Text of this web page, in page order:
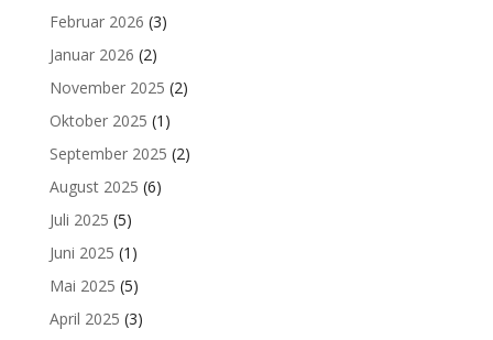
Februar 2026 (3)
Januar 2026 (2)
November 2025 (2)
Oktober 2025 (1)
September 2025 (2)
August 2025 (6)
Juli 2025 (5)
Juni 2025 (1)
Mai 2025 (5)
April 2025 (3)